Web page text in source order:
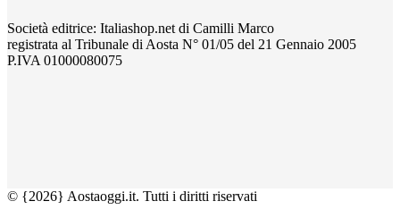
Società editrice: Italiashop.net di Camilli Marco
registrata al Tribunale di Aosta N° 01/05 del 21 Gennaio 2005
P.IVA 01000080075
© {2026} Aostaoggi.it. Tutti i diritti riservati